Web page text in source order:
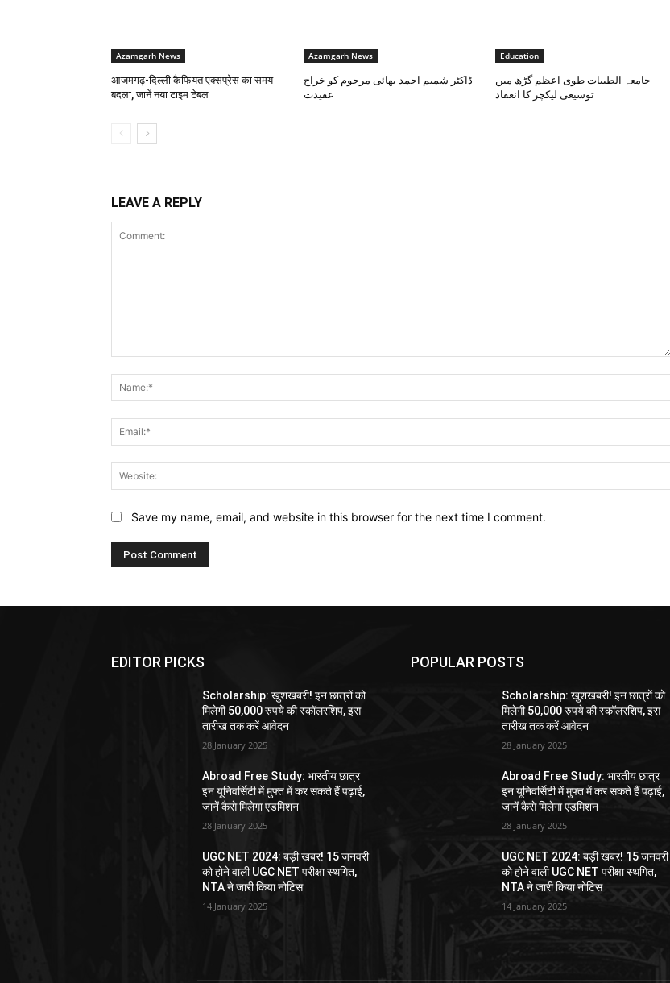
Azamgarh News
आजमगढ़-दिल्ली कैफियत एक्सप्रेस का समय
बदला, जानें नया टाइम टेबल
Azamgarh News
ڈاکٹر شمیم احمد بھائی مرحوم کو خراج
عقیدت
Education
جامعہ الطيبات طوی اعظم گڑھ میں
توسیعی لیکچر کا انعقاد
LEAVE A REPLY
Save my name, email, and website in this browser for the next time I comment.
EDITOR PICKS
Scholarship: खुशखबरी! इन छात्रों को
मिलेगी 50,000 रुपये की स्कॉलरशिप, इस
तारीख तक करें आवेदन
28 January 2025
Abroad Free Study: भारतीय छात्र
इन यूनिवर्सिटी में मुफ्त में कर सकते हैं पढ़ाई,
जानें कैसे मिलेगा एडमिशन
28 January 2025
UGC NET 2024: बड़ी खबर! 15 जनवरी
को होने वाली UGC NET परीक्षा स्थगित,
NTA ने जारी किया नोटिस
14 January 2025
POPULAR POSTS
Scholarship: खुशखबरी! इन छात्रों को
मिलेगी 50,000 रुपये की स्कॉलरशिप, इस
तारीख तक करें आवेदन
28 January 2025
Abroad Free Study: भारतीय छात्र
इन यूनिवर्सिटी में मुफ्त में कर सकते हैं पढ़ाई,
जानें कैसे मिलेगा एडमिशन
28 January 2025
UGC NET 2024: बड़ी खबर! 15 जनवरी
को होने वाली UGC NET परीक्षा स्थगित,
NTA ने जारी किया नोटिस
14 January 2025